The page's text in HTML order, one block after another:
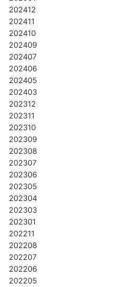
202412
202411
202410
202409
202407
202406
202405
202403
202312
202311
202310
202309
202308
202307
202306
202305
202304
202303
202301
202211
202208
202207
202206
202205